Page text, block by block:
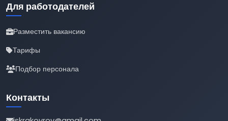
Для работодателей
Разместить вакансию
Тарифы
Подбор персонала
Контакты